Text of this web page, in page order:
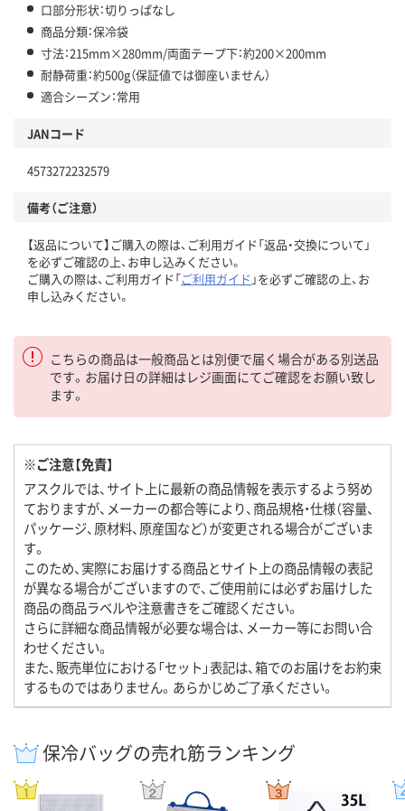
口部分形状：切りっぱなし
商品分類：保冷袋
寸法：215mm×280mm/両面テープ下：約200×200mm
耐静荷重：約500g（保証値では御座いません）
適合シーズン：常用
JANコード
4573272232579
備考（ご注意）
【返品について】ご購入の際は、ご利用ガイド「返品・交換について」
を必ずご確認の上、お申し込みください。
ご購入の際は、ご利用ガイド「ご利用ガイド 」を必ずご確認の上、お
申し込みください。
こちらの商品は一般商品とは別便で届く場合がある別送品
です。お届け日の詳細はレジ画面にてご確認をお願い致し
ます。
※ご注意【免責】
アスクルでは、サイト上に最新の商品情報を表示するよう努め
ておりますが、メーカーの都合等により、商品規格・仕様（容量、
パッケージ、原材料、原産国など）が変更される場合がございま
す。
このため、実際にお届けする商品とサイト上の商品情報の表記
が異なる場合がございますので、ご使用前には必ずお届けした
商品の商品ラベルや注意書きをご確認ください。
さらに詳細な商品情報が必要な場合は、メーカー等にお問い合
わせください。
また、販売単位における「セット」表記は、箱でのお届けをお約束
するものではありません。あらかじめご了承ください。
保冷バッグの売れ筋ランキング